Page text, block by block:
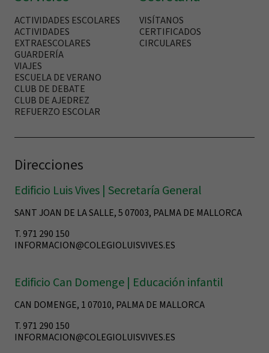
ACTIVIDADES ESCOLARES
ACTIVIDADES
EXTRAESCOLARES
GUARDERÍA
VIAJES
ESCUELA DE VERANO
CLUB DE DEBATE
CLUB DE AJEDREZ
REFUERZO ESCOLAR
VISÍTANOS
CERTIFICADOS
CIRCULARES
Direcciones
Edificio Luis Vives | Secretaría General
SANT JOAN DE LA SALLE, 5 07003, PALMA DE MALLORCA
T. 971 290 150
INFORMACION@COLEGIOLUISVIVES.ES
Edificio Can Domenge | Educación infantil
CAN DOMENGE, 1 07010, PALMA DE MALLORCA
T. 971 290 150
INFORMACION@COLEGIOLUISVIVES.ES